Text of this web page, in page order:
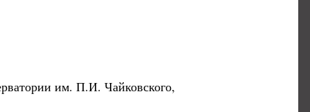
им. П.И. Чайковского,